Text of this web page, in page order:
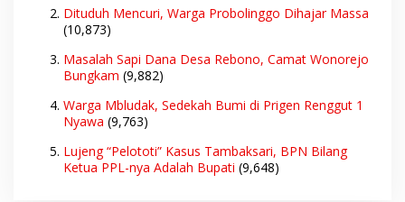
Dituduh Mencuri, Warga Probolinggo Dihajar Massa
(10,873)
Masalah Sapi Dana Desa Rebono, Camat Wonorejo
Bungkam (9,882)
Warga Mbludak, Sedekah Bumi di Prigen Renggut 1
Nyawa (9,763)
Lujeng “Pelototi” Kasus Tambaksari, BPN Bilang
Ketua PPL-nya Adalah Bupati (9,648)